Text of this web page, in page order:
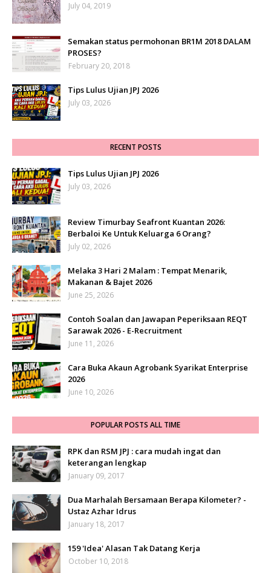
July 04, 2019
Semakan status permohonan BR1M 2018 DALAM
PROSES?
February 20, 2018
Tips Lulus Ujian JPJ 2026
July 03, 2026
RECENT POSTS
Tips Lulus Ujian JPJ 2026
July 03, 2026
Review Timurbay Seafront Kuantan 2026:
Berbaloi Ke Untuk Keluarga 6 Orang?
July 02, 2026
Melaka 3 Hari 2 Malam : Tempat Menarik,
Makanan & Bajet 2026
June 25, 2026
Contoh Soalan dan Jawapan Peperiksaan REQT
Sarawak 2026 - E-Recruitment
June 11, 2026
Cara Buka Akaun Agrobank Syarikat Enterprise
2026
June 10, 2026
POPULAR POSTS ALL TIME
RPK dan RSM JPJ : cara mudah ingat dan
keterangan lengkap
January 09, 2017
Dua Marhalah Bersamaan Berapa Kilometer? -
Ustaz Azhar Idrus
January 18, 2017
159 'Idea' Alasan Tak Datang Kerja
October 10, 2018